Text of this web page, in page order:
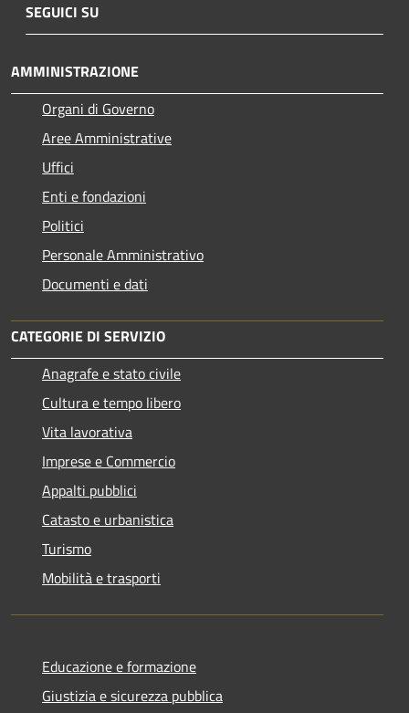
SEGUICI SU
AMMINISTRAZIONE
Organi di Governo
Aree Amministrative
Uffici
Enti e fondazioni
Politici
Personale Amministrativo
Documenti e dati
CATEGORIE DI SERVIZIO
Anagrafe e stato civile
Cultura e tempo libero
Vita lavorativa
Imprese e Commercio
Appalti pubblici
Catasto e urbanistica
Turismo
Mobilità e trasporti
Educazione e formazione
Giustizia e sicurezza pubblica